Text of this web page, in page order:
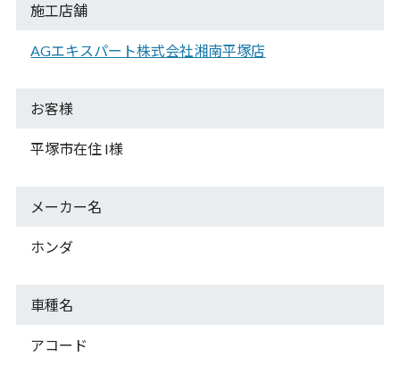
施工店舗
AGエキスパート株式会社湘南平塚店
お客様
平塚市在住 I様
メーカー名
ホンダ
車種名
アコード